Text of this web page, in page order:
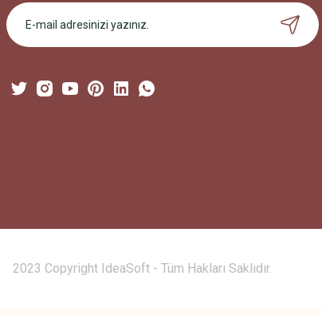
2023 Copyright IdeaSoft - Tüm Hakları Saklıdır.